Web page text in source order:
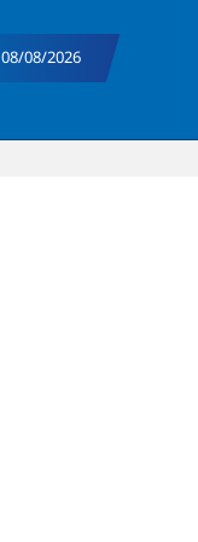
08/08/2026